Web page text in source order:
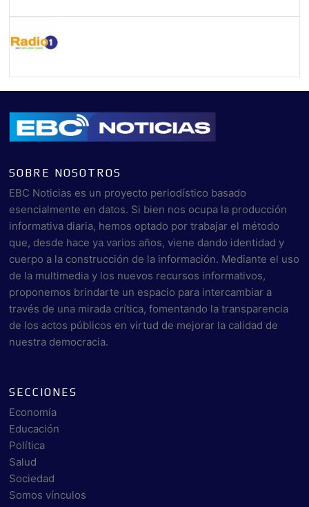
SOBRE NOSOTROS
EBC Noticias es un proyecto periodístico basado
esencialmente en datos. Si bien nos ocupa la producción
informativa diaria, hemos optado por trabajar el método
que, desde hace ya varios años, viene dando identidad y
cuerpo a la construcción de la información. Mediante el uso
de la multimedia y los nuevos recursos informativos,
proponemos brindarte un espacio para intercambiar a
través de una mirada crítica, fomentando la transparencia
de los actos públicos en virtud de mejorar la calidad de
nuestra democracia.
SECCIONES
Economía
Educación
Política
Salud
Sociedad
Somos vínculos